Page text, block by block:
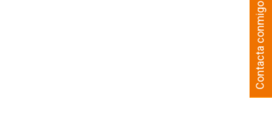
Contacta conmigo